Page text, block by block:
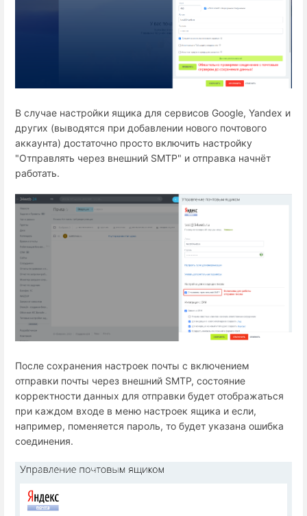
В случае настройки ящика для сервисов Google, Yandex и
других (выводятся при добавлении нового почтового
аккаунта) достаточно просто включить настройку
"Отправлять через внешний SMTP" и отправка начнёт
работать.
После сохранения настроек почты с включением
отправки почты через внешний SMTP, состояние
корректности данных для отправки будет отображаться
при каждом входе в меню настроек ящика и если,
например, поменяется пароль, то будет указана ошибка
соединения.